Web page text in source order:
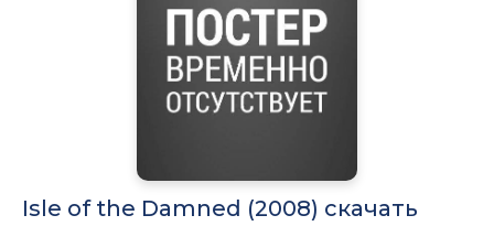
Isle of the Damned (2008) скачать